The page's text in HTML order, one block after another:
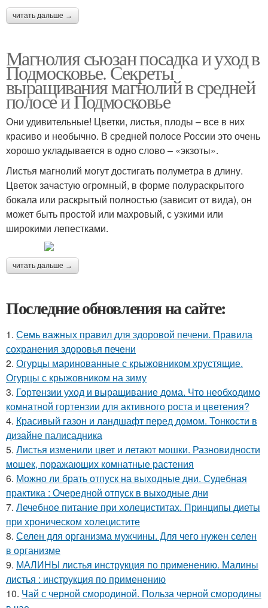
читать дальше →
Магнолия сьюзан посадка и уход в
Подмосковье. Секреты
выращивания магнолий в средней
полосе и Подмосковье
Они удивительные! Цветки, листья, плоды – все в них
красиво и необычно. В средней полосе России это очень
хорошо укладывается в одно слово – «экзоты».
Листья магнолий могут достигать полуметра в длину.
Цветок зачастую огромный, в форме полураскрытого
бокала или раскрытый полностью (зависит от вида), он
может быть простой или махровый, с узкими или
широкими лепестками.
читать дальше →
Последние обновления на сайте:
1. Семь важных правил для здоровой печени. Правила
сохранения здоровья печени
2. Огурцы маринованные с крыжовником хрустящие.
Огурцы с крыжовником на зиму
3. Гортензии уход и выращивание дома. Что необходимо
комнатной гортензии для активного роста и цветения?
4. Красивый газон и ландшафт перед домом. Тонкости в
дизайне палисадника
5. Листья изменили цвет и летают мошки. Разновидности
мошек, поражающих комнатные растения
6. Можно ли брать отпуск на выходные дни. Судебная
практика : Очередной отпуск в выходные дни
7. Лечебное питание при холециститах. Принципы диеты
при хроническом холецистите
8. Селен для организма мужчины. Для чего нужен селен
в организме
9. МАЛИНЫ листья инструкция по применению. Малины
листья : инструкция по применению
10. Чай с черной смородиной. Польза черной смородины